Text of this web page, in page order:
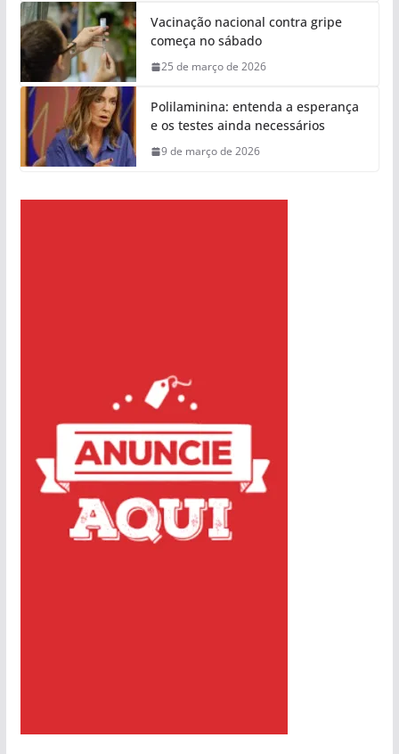
Vacinação nacional contra gripe
começa no sábado
25 de março de 2026
Polilaminina: entenda a esperança
e os testes ainda necessários
9 de março de 2026